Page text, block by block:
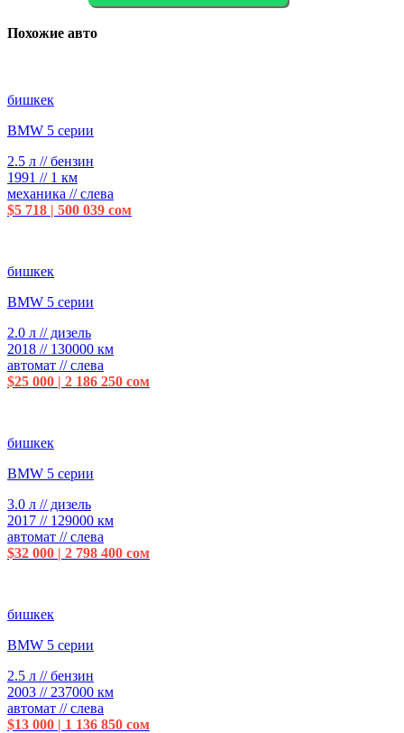
Похожие авто
бишкек
BMW 5 серии
2.5 л // бензин
1991 // 1 км
механика // слева
$5 718 | 500 039 сом
бишкек
BMW 5 серии
2.0 л // дизель
2018 // 130000 км
автомат // слева
$25 000 | 2 186 250 сом
бишкек
BMW 5 серии
3.0 л // дизель
2017 // 129000 км
автомат // слева
$32 000 | 2 798 400 сом
бишкек
BMW 5 серии
2.5 л // бензин
2003 // 237000 км
автомат // слева
$13 000 | 1 136 850 сом